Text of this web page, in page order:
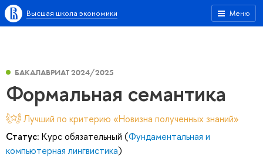
Меню
Высшая школа экономики
БАКАЛАВРИАТ 2024/2025
Формальная семантика
Лучший по критерию «Новизна полученных знаний»
Статус: Курс обязательный (Фундаментальная и
компьютерная лингвистика)